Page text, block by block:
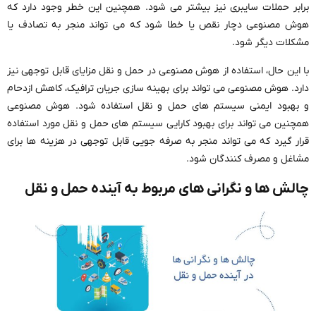
برابر حملات سایبری نیز بیشتر می شود. همچنین این خطر وجود دارد که
هوش مصنوعی دچار نقص یا خطا شود که می تواند منجر به تصادف یا
مشکلات دیگر شود.
با این حال، استفاده از هوش مصنوعی در حمل و نقل مزایای قابل توجهی نیز
دارد. هوش مصنوعی می تواند برای بهینه سازی جریان ترافیک، کاهش ازدحام
و بهبود ایمنی سیستم های حمل و نقل استفاده شود. هوش مصنوعی
همچنین می تواند برای بهبود کارایی سیستم های حمل و نقل مورد استفاده
قرار گیرد که می تواند منجر به صرفه جویی قابل توجهی در هزینه ها برای
مشاغل و مصرف کنندگان شود.
چالش ها و نگرانی های مربوط به آینده حمل و نقل